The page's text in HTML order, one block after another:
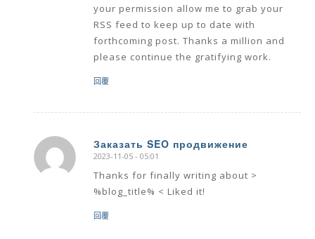
your permission allow me to grab your
RSS feed to keep up to date with
forthcoming post. Thanks a million and
please continue the gratifying work.
回覆
Заказать SEO продвижение
says:
2023-11-05 - 05:01
Thanks for finally writing about >
%blog_title% < Liked it!
回覆